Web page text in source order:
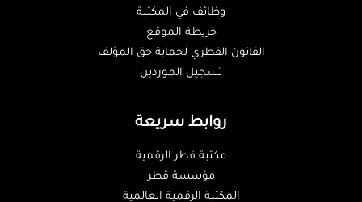
وظائف في المكتبة
خريطة الموقع
القانون القطري لحماية حق المؤلف
تسجيل الموردين
روابط سريعة
مكتبة قطر الرقمية
مؤسسة قطر
المكتبة الرقمية العالمية